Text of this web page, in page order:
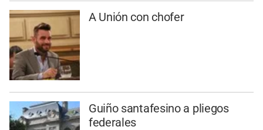
A Unión con chofer
Guiño santafesino a pliegos
federales